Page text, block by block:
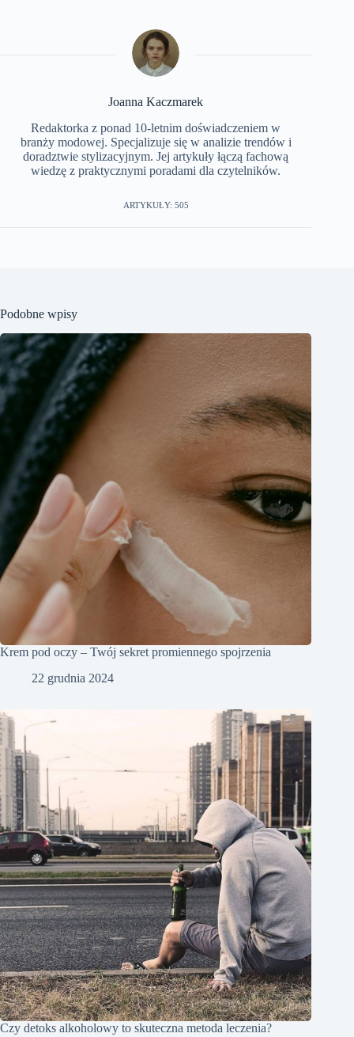
Joanna Kaczmarek
Redaktorka z ponad 10-letnim doświadczeniem w
branży modowej. Specjalizuje się w analizie trendów i
doradztwie stylizacyjnym. Jej artykuły łączą fachową
wiedzę z praktycznymi poradami dla czytelników.
ARTYKUŁY: 505
Podobne wpisy
Krem pod oczy – Twój sekret promiennego spojrzenia
22 grudnia 2024
Czy detoks alkoholowy to skuteczna metoda leczenia?